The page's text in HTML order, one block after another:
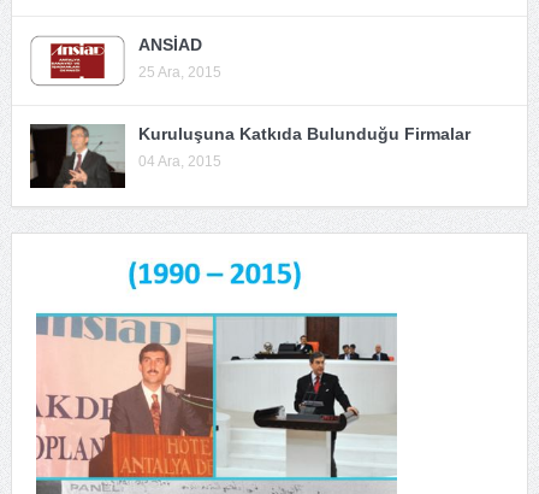
ANSİAD
25 Ara, 2015
Kuruluşuna Katkıda Bulunduğu Firmalar
04 Ara, 2015